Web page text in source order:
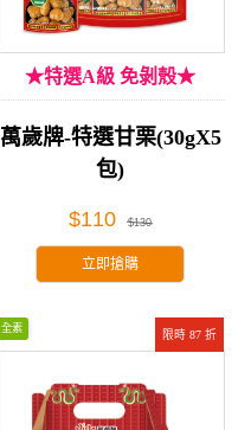
★特選A級 免剝殼★
萬歲牌-特選甘栗(30gX5
包)
$110 $130
立即搶購
限時 87 折
全素